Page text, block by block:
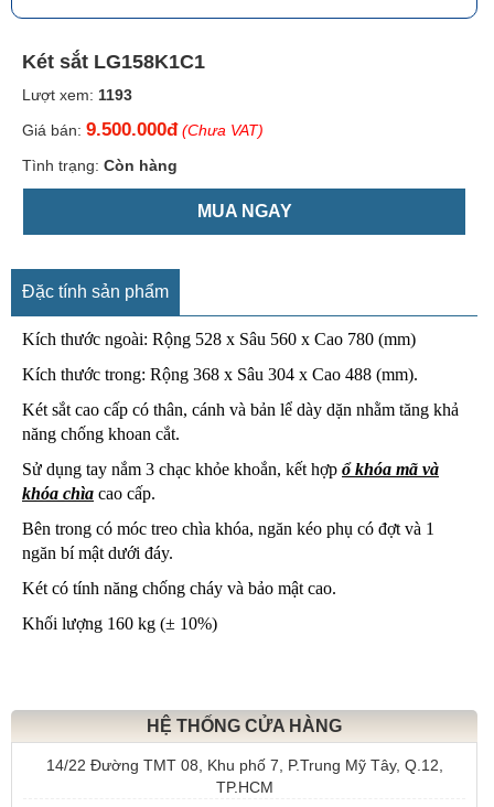
Két sắt LG158K1C1
Lượt xem: 1193
Giá bán: 9.500.000đ (Chưa VAT)
Tình trạng: Còn hàng
MUA NGAY
Đặc tính sản phẩm
Kích thước ngoài: Rộng 528 x Sâu 560 x Cao 780 (mm)
Kích thước trong: Rộng 368 x Sâu 304 x Cao 488 (mm).
Két sắt cao cấp có thân, cánh và bản lể dày dặn nhằm tăng khả
năng chống khoan cắt.
Sử dụng tay nắm 3 chạc khỏe khoắn, kết hợp ổ khóa mã và
khóa chìa cao cấp.
Bên trong có móc treo chìa khóa, ngăn kéo phụ có đợt và 1
ngăn bí mật dưới đáy.
Két có tính năng chống cháy và bảo mật cao.
Khối lượng 160 kg (± 10%)
HỆ THỐNG CỬA HÀNG
14/22 Đường TMT 08, Khu phố 7, P.Trung Mỹ Tây, Q.12,
TP.HCM